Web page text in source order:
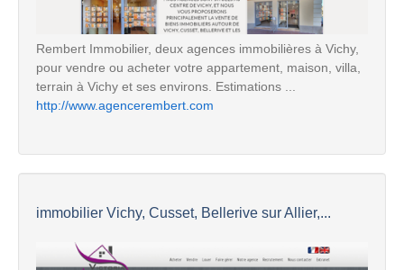
Rembert Immobilier, deux agences immobilières à Vichy,
pour vendre ou acheter votre appartement, maison, villa,
terrain à Vichy et ses environs. Estimations ...
http://www.agencerembert.com
immobilier Vichy, Cusset, Bellerive sur Allier,...